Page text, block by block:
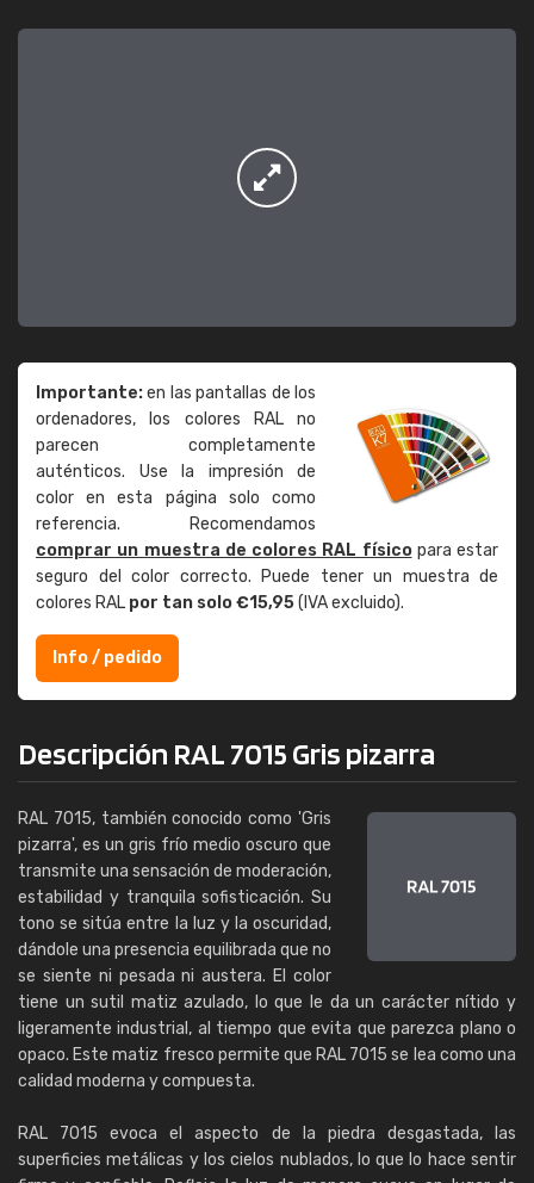
Importante:en las pantallas de los
ordenadores, los colores RAL no
parecen completamente
auténticos. Use la impresión de
color en esta página solo como
referencia. Recomendamos
comprar un muestra de colores RAL físicopara estar
seguro del color correcto. Puede tener un muestra de
colores RAL por tan solo €15,95(IVA excluido).
Info / pedido
Descripción RAL 7015 Gris pizarra
RAL 7015, también conocido como 'Gris
pizarra', es un gris frío medio oscuro que
transmite una sensación de moderación,
estabilidad y tranquila sofisticación. Su
tono se sitúa entre la luz y la oscuridad,
dándole una presencia equilibrada que no
se siente ni pesada ni austera. El color
tiene un sutil matiz azulado, lo que le da un carácter nítido y
ligeramente industrial, al tiempo que evita que parezca plano o
opaco. Este matiz fresco permite que RAL 7015 se lea como una
calidad moderna y compuesta.
RAL 7015 evoca el aspecto de la piedra desgastada, las
superficies metálicas y los cielos nublados, lo que lo hace sentir